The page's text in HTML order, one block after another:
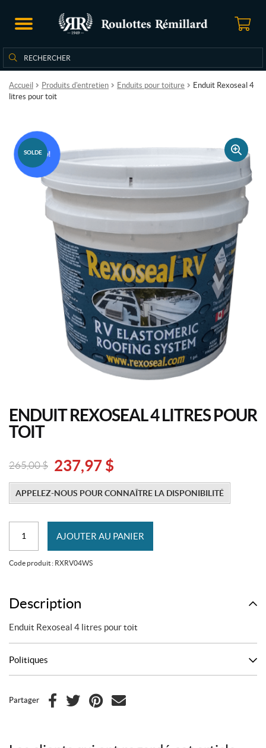
Rechercher :
Rechercher
Accueil Produits d'entretien Enduits pour toiture
Enduit Rexoseal 4
litres pour toit
SOLDE
🔍
ENDUIT REXOSEAL 4 LITRES POUR
TOIT
265,00$
Original
price
was:
265,00
237,97 $
Current
price
is:
237,97
APPELEZ-NOUS POUR CONNAÎTRE LA DISPONIBILITÉ
litres
toit
AJOUTER AU PANIER
Code produit : RXRV04WS
Description
Enduit Rexoseal 4 litres pour toit
Politiques
Partager
F
T
P
C